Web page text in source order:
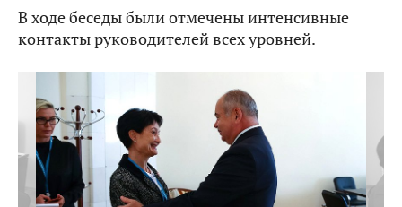
В ходе беседы были отмечены интенсивные
контакты руководителей всех уровней.